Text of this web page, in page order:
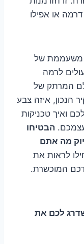
או אפילו
משעממת של
לרמה
המרתק של
הנכון, איזה צבע
ואיך טכניקות
הבטיחו
מה אתם
לראות את
המוכשרת.
לכם את